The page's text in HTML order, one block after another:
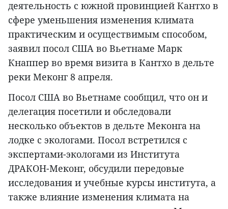
деятельность с южной провинцией Кантхо в
сфере уменьшения изменения климата
практическим и осуществимым способом,
заявил посол США во Вьетнаме Марк
Кнаппер во время визита в Кантхо в дельте
реки Меконг 8 апреля.
Посол США во Вьетнаме сообщил, что он и
делегация посетили и обследовали
несколько объектов в дельте Меконга на
лодке с экологами. Посол встретился с
экспертами-экологами из Института
ДРАКОН-Меконг, обсудили передовые
исследования и учебные курсы института, а
также влияние изменения климата на